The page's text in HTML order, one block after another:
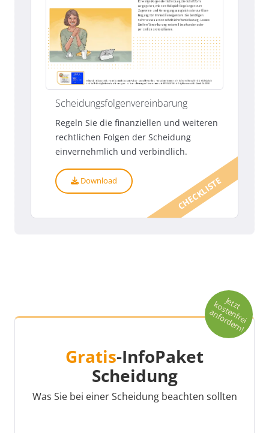
CHECKLISTE
Scheidungsfolgenvereinbarung
Regeln Sie die finanziellen und weiteren
rechtlichen Folgen der Scheidung
einvernehmlich und verbindlich.
Download
Gratis-InfoPaket
Scheidung
Was Sie bei einer Scheidung beachten sollten
Je
t
z
t
k
o
s
t
e
n
fr
e
i
a
n
fo
r
d
e
r
n
!